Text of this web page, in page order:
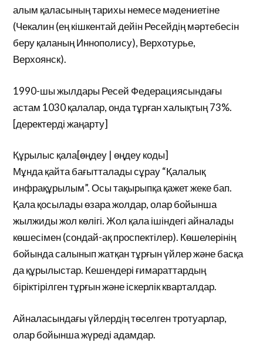
алым қаласының тарихы немесе мәдениетіне
(Чекалин (ең кішкентай дейін Ресейдің мәртебесін
беру қаланың Иннополису), Верхотурье,
Верхоянск).
1990-шы жылдары Ресей Федерациясындағы
астам 1030 қалалар, онда тұрған халықтың 73%.
[деректерді жаңарту]
Құрылыс қала[өңдеу | өңдеу коды]
Мұнда қайта бағытталады сұрау “Қалалық
инфрақұрылым”. Осы тақырыпқа қажет жеке бап.
Қала қосылады өзара жолдар, олар бойынша
жылжиды жол көлігі. Жол қала ішіндегі айналады
көшесімен (сондай-ақ проспектілер). Көшелерінің
бойында салынып жатқан тұрғын үйлер және басқа
да құрылыстар. Кешендері ғимараттардың
біріктірілген тұрғын және іскерлік кварталдар.
Айналасындағы үйлердің төселген тротуарлар,
олар бойынша жүреді адамдар.